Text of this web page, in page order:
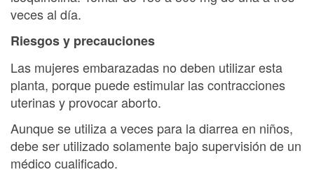
veces al día.
Riesgos y precauciones
Las mujeres embarazadas no deben utilizar esta
planta, porque puede estimular las contracciones
uterinas y provocar aborto.
Aunque se utiliza a veces para la diarrea en niños,
debe ser utilizado solamente bajo supervisión de un
médico cualificado.